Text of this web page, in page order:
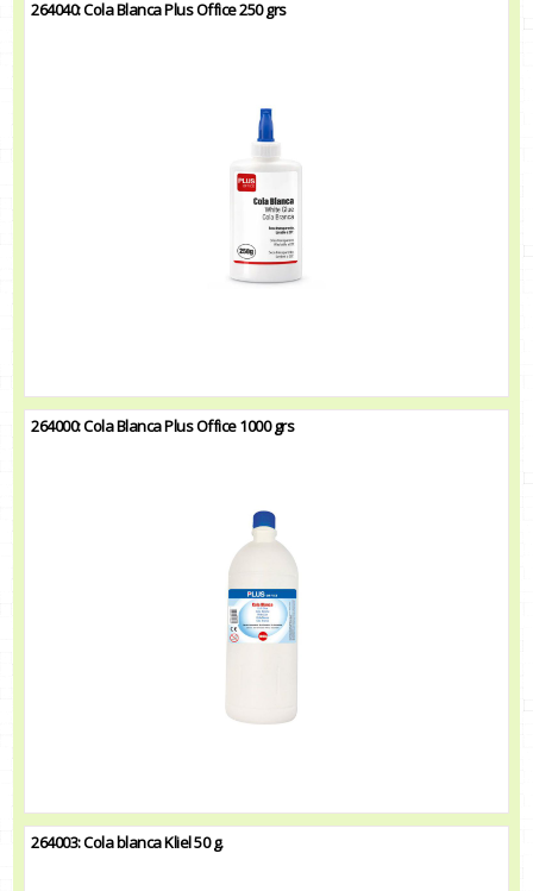
264040: Cola Blanca Plus Office 250 grs
264000: Cola Blanca Plus Office 1000 grs
264003: Cola blanca Kliel 50 g.